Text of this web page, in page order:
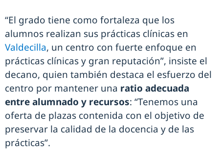
“El grado tiene como fortaleza que los
alumnos realizan sus prácticas clínicas en
Valdecilla, un centro con fuerte enfoque en
prácticas clínicas y gran reputación”, insiste el
decano, quien también destaca el esfuerzo del
centro por mantener una ratio adecuada
entre alumnado y recursos: “Tenemos una
oferta de plazas contenida con el objetivo de
preservar la calidad de la docencia y de las
prácticas”.